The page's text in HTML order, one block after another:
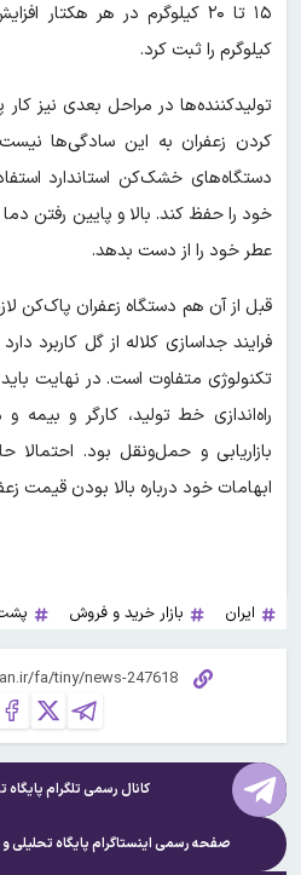
کیلوگرم را ثبت کرد.
تولیدکننده‌ها در مراحل بعدی نیز
کردن زعفران به این سادگی‌ها
دستگاه‌های خشک‌کن استاندارد
خود را حفظ کند. بالا و پایین رفتن
عطر خود را از دست بدهد.
قبل از آن هم دستگاه زعفران پاک‌کن
فرایند جداسازی کلاله از گل کاربرد
تکنولوژی متفاوت است. در نهایت باید
راه‌اندازی خط تولید، کارگر و بیمه
بازاریابی و حمل‌ونقل بود. احتمالا
ابهامات خود درباره بالا بودن قیمت
ایران بازار خرید و فروش
کانال رسمی تلگرام
صفحه رسمی اینستاگرام پایگاه تحلیلی